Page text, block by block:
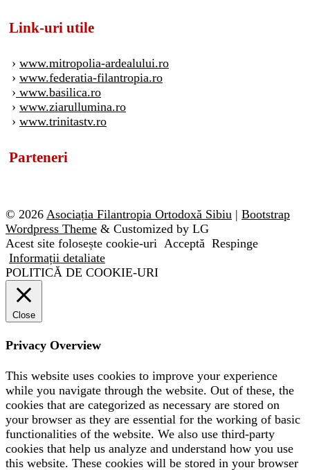
Link-uri utile
› www.mitropolia-ardealului.ro
› www.federatia-filantropia.ro
› www.basilica.ro
› www.ziarullumina.ro
› www.trinitastv.ro
Parteneri
© 2026 Asociația Filantropia Ortodoxă Sibiu | Bootstrap
Wordpress Theme & Customized by LG
Acest site folosește cookie-uri Acceptă Respinge
Informații detaliate
POLITICĂ DE COOKIE-URI
Close
Privacy Overview
This website uses cookies to improve your experience
while you navigate through the website. Out of these, the
cookies that are categorized as necessary are stored on
your browser as they are essential for the working of basic
functionalities of the website. We also use third-party
cookies that help us analyze and understand how you use
this website. These cookies will be stored in your browser